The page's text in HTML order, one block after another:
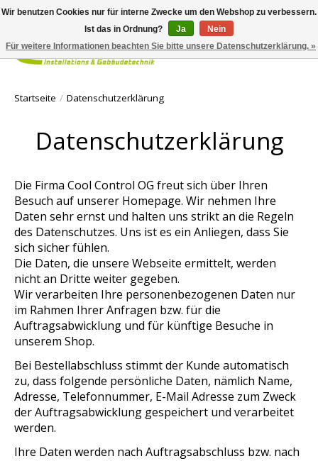
Ihr
Startseite / Datenschutzerklärung
Datenschutzerklärung
Die Firma Cool Control OG freut sich über Ihren
Besuch auf unserer Homepage. Wir nehmen Ihre
Daten sehr ernst und halten uns strikt an die Regeln
des Datenschutzes. Uns ist es ein Anliegen, dass Sie
sich sicher fühlen.
Die Daten, die unsere Webseite ermittelt, werden
nicht an Dritte weiter gegeben.
Wir verarbeiten Ihre personenbezogenen Daten nur
im Rahmen Ihrer Anfragen bzw. für die
Auftragsabwicklung und für künftige Besuche in
unserem Shop.
Bei Bestellabschluss stimmt der Kunde automatisch
zu, dass folgende persönliche Daten, nämlich Name,
Adresse, Telefonnummer, E-Mail Adresse zum Zweck
der Auftragsabwicklung gespeichert und verarbeitet
werden.
Ihre Daten werden nach Auftragsabschluss bzw. nach
Wir benutzen Cookies nur für interne Zwecke um den Webshop zu verbessern.
Ist das in Ordnung?
Ja
Nein
Für weitere Informationen beachten Sie bitte unsere Datenschutzerklärung. »